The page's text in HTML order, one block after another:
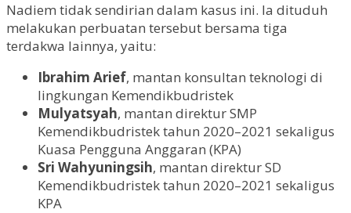
Nadiem tidak sendirian dalam kasus ini. Ia dituduh
melakukan perbuatan tersebut bersama tiga
terdakwa lainnya, yaitu:
Ibrahim Arief, mantan konsultan teknologi di
lingkungan Kemendikbudristek
Mulyatsyah, mantan direktur SMP
Kemendikbudristek tahun 2020–2021 sekaligus
Kuasa Pengguna Anggaran (KPA)
Sri Wahyuningsih, mantan direktur SD
Kemendikbudristek tahun 2020–2021 sekaligus
KPA